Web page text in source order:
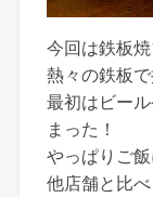
今回は鉄板
熱々の鉄板
最初はビー
まった！
やっぱりご
他店舗と比